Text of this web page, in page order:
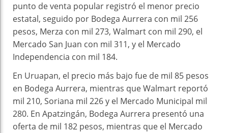
punto de venta popular registró el menor precio
estatal, seguido por Bodega Aurrera con mil 256
pesos, Merza con mil 273, Walmart con mil 290, el
Mercado San Juan con mil 311, y el Mercado
Independencia con mil 184.
En Uruapan, el precio más bajo fue de mil 85 pesos
en Bodega Aurrera, mientras que Walmart reportó
mil 210, Soriana mil 226 y el Mercado Municipal mil
280. En Apatzingán, Bodega Aurrera presentó una
oferta de mil 182 pesos, mientras que el Mercado